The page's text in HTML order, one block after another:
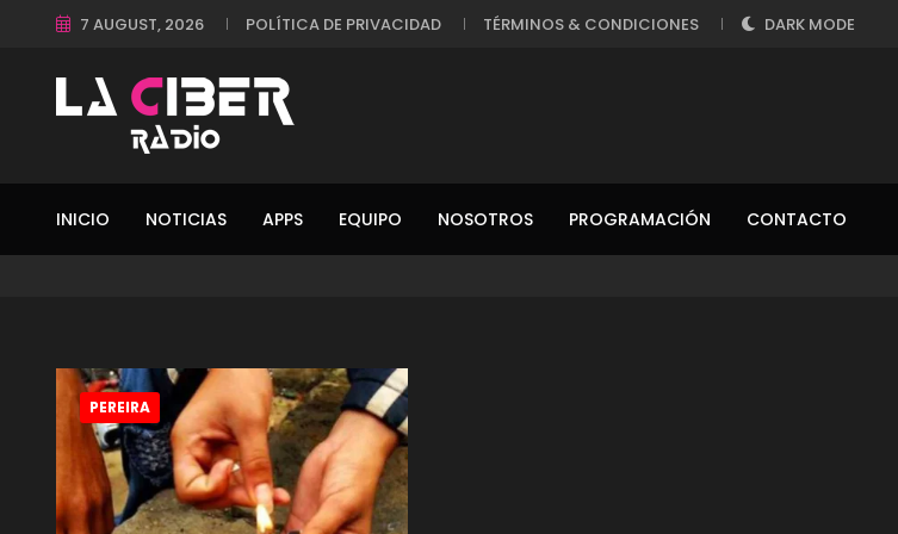
7 AUGUST, 2026 POLÍTICA DE PRIVACIDAD TÉRMINOS & CONDICIONES DARK MODE
INICIO NOTICIAS APPS EQUIPO NOSOTROS PROGRAMACIÓN CONTACTO
PEREIRA